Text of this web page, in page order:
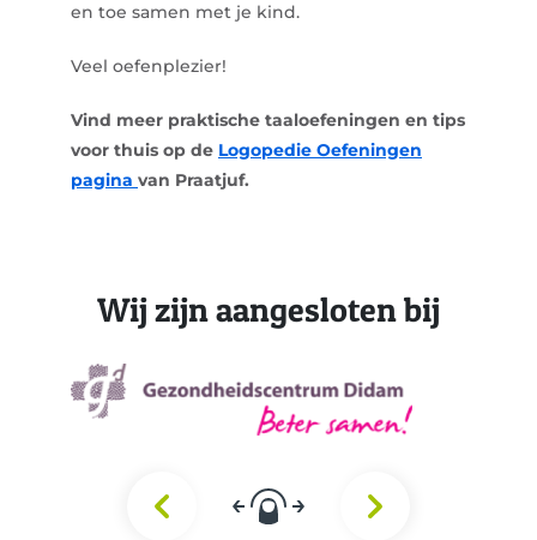
en toe samen met je kind.
Veel oefenplezier!
Vind meer praktische taaloefeningen en tips
voor thuis op de Logopedie Oefeningen
pagina van Praatjuf.
Wij zijn aangesloten bij